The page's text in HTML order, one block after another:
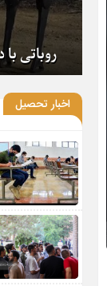
روباتی
اخبار تحصیل